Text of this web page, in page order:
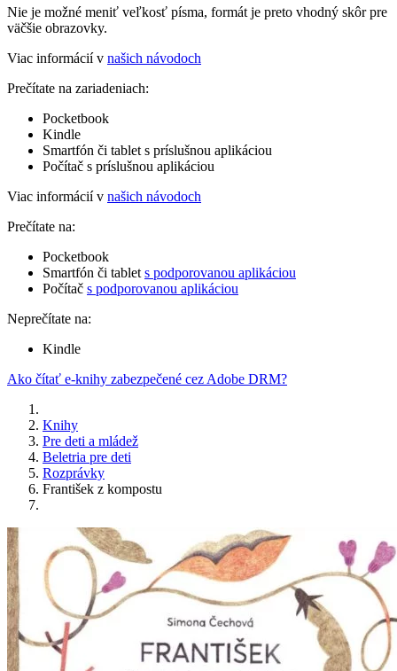
Nie je možné meniť veľkosť písma, formát je preto vhodný skôr pre
väčšie obrazovky.
Viac informácií v našich návodoch
Prečítate na zariadeniach:
Pocketbook
Kindle
Smartfón či tablet s príslušnou aplikáciou
Počítač s príslušnou aplikáciou
Viac informácií v našich návodoch
Prečítate na:
Pocketbook
Smartfón či tablet s podporovanou aplikáciou
Počítač s podporovanou aplikáciou
Neprečítate na:
Kindle
Ako čítať e-knihy zabezpečené cez Adobe DRM?
Knihy
Pre deti a mládež
Beletria pre deti
Rozprávky
František z kompostu